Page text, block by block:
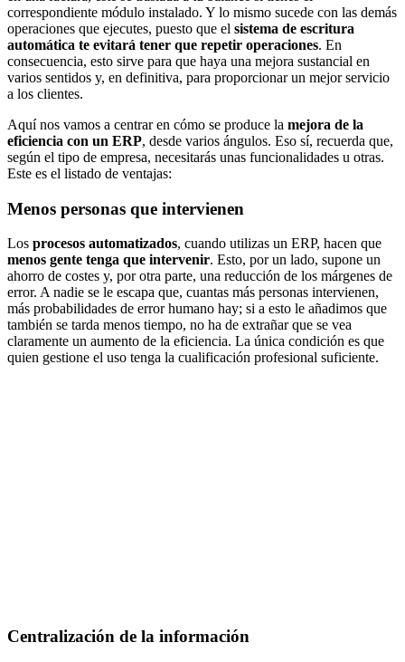
correspondiente módulo instalado. Y lo mismo sucede con las demás
operaciones que ejecutes, puesto que el sistema de escritura
automática te evitará tener que repetir operaciones. En
consecuencia, esto sirve para que haya una mejora sustancial en
varios sentidos y, en definitiva, para proporcionar un mejor servicio
a los clientes.
Aquí nos vamos a centrar en cómo se produce la mejora de la
eficiencia con un ERP, desde varios ángulos. Eso sí, recuerda que,
según el tipo de empresa, necesitarás unas funcionalidades u otras.
Este es el listado de ventajas:
Menos personas que intervienen
Los procesos automatizados, cuando utilizas un ERP, hacen que
menos gente tenga que intervenir. Esto, por un lado, supone un
ahorro de costes y, por otra parte, una reducción de los márgenes de
error. A nadie se le escapa que, cuantas más personas intervienen,
más probabilidades de error humano hay; si a esto le añadimos que
también se tarda menos tiempo, no ha de extrañar que se vea
claramente un aumento de la eficiencia. La única condición es que
quien gestione el uso tenga la cualificación profesional suficiente.
Centralización de la información